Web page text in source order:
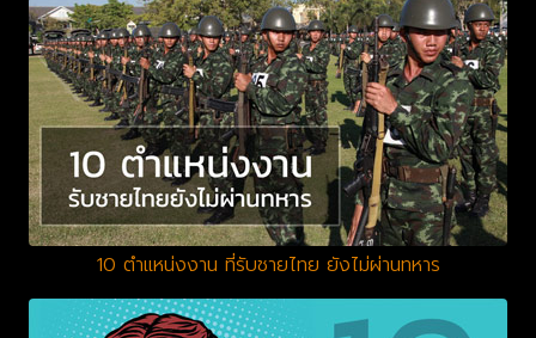
10 ตำแหน่งงาน ที่รับชายไทย ยังไม่ผ่านทหาร